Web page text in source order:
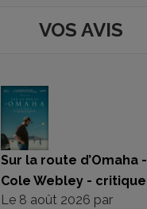
VOS AVIS
Sur la route d’Omaha -
Cole Webley - critique
Le 8 août 2026 par